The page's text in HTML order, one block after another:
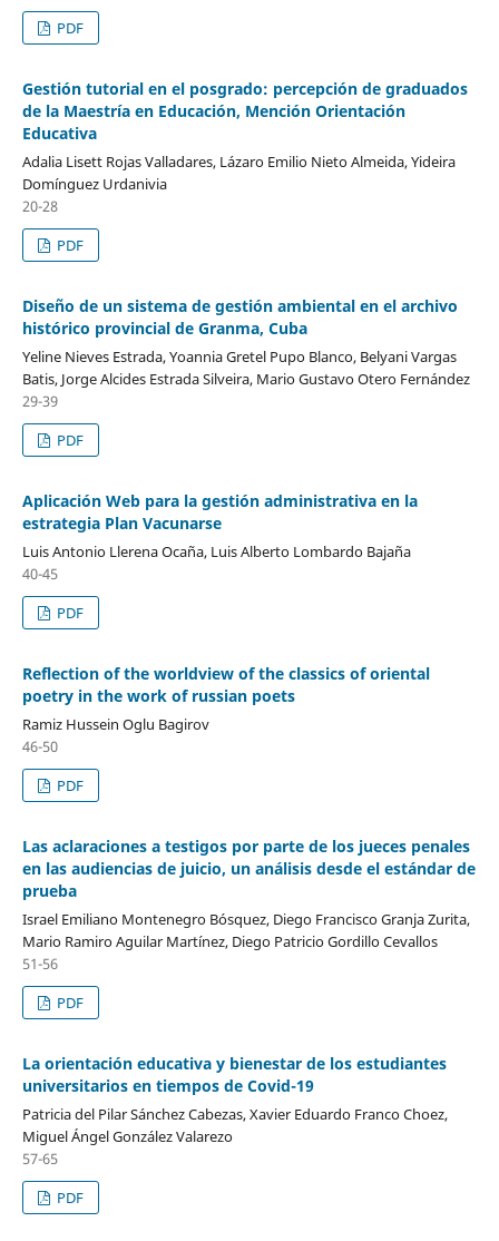
PDF
Gestión tutorial en el posgrado: percepción de graduados
de la Maestría en Educación, Mención Orientación
Educativa
Adalia Lisett Rojas Valladares, Lázaro Emilio Nieto Almeida, Yideira
Domínguez Urdanivia
20-28
PDF
Diseño de un sistema de gestión ambiental en el archivo
histórico provincial de Granma, Cuba
Yeline Nieves Estrada, Yoannia Gretel Pupo Blanco, Belyani Vargas
Batis, Jorge Alcides Estrada Silveira, Mario Gustavo Otero Fernández
29-39
PDF
Aplicación Web para la gestión administrativa en la
estrategia Plan Vacunarse
Luis Antonio Llerena Ocaña, Luis Alberto Lombardo Bajaña
40-45
PDF
Reflection of the worldview of the classics of oriental
poetry in the work of russian poets
Ramiz Hussein Oglu Bagirov
46-50
PDF
Las aclaraciones a testigos por parte de los jueces penales
en las audiencias de juicio, un análisis desde el estándar de
prueba
Israel Emiliano Montenegro Bósquez, Diego Francisco Granja Zurita,
Mario Ramiro Aguilar Martínez, Diego Patricio Gordillo Cevallos
51-56
PDF
La orientación educativa y bienestar de los estudiantes
universitarios en tiempos de Covid-19
Patricia del Pilar Sánchez Cabezas, Xavier Eduardo Franco Choez,
Miguel Ángel González Valarezo
57-65
PDF